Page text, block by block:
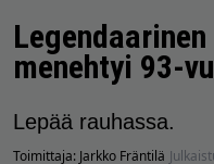
menehtyi 93-
Lepää rauhassa.
Toimittaja: Jarkko Fräntilä